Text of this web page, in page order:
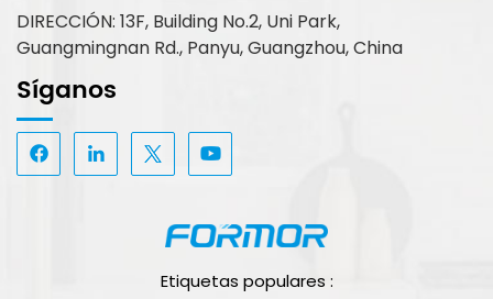
DIRECCIÓN: 13F, Building No.2, Uni Park,
Guangmingnan Rd., Panyu, Guangzhou, China
Síganos
Etiquetas populares :